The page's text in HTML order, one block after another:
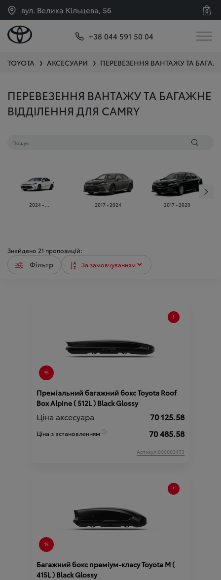
вул. Велика Кільцева, 56 0
+38 044 591 50 04
TOYOTA ❯ АКСЕСУАРИ ❯ ПЕРЕВЕЗЕННЯ ВАНТАЖУ ТА
ПЕРЕВЕЗЕННЯ ВАНТАЖУ ТА БАГАЖНЕ
ВІДДІЛЕННЯ ДЛЯ CAMRY
2024 - ... 2017 - 2024 2017 - 2020
Знайдено 21 пропозицій:
Фільтр
Преміальний багажний бокс Toyota Roof
Box Alpine ( 512L ) Black Glossy
Ціна аксесуара 70 125.58
Ціна з встановленням 70 485.58
Артикул:000003473
Багажний бокс преміум-класу Toyota М (
415L ) Black Glossy